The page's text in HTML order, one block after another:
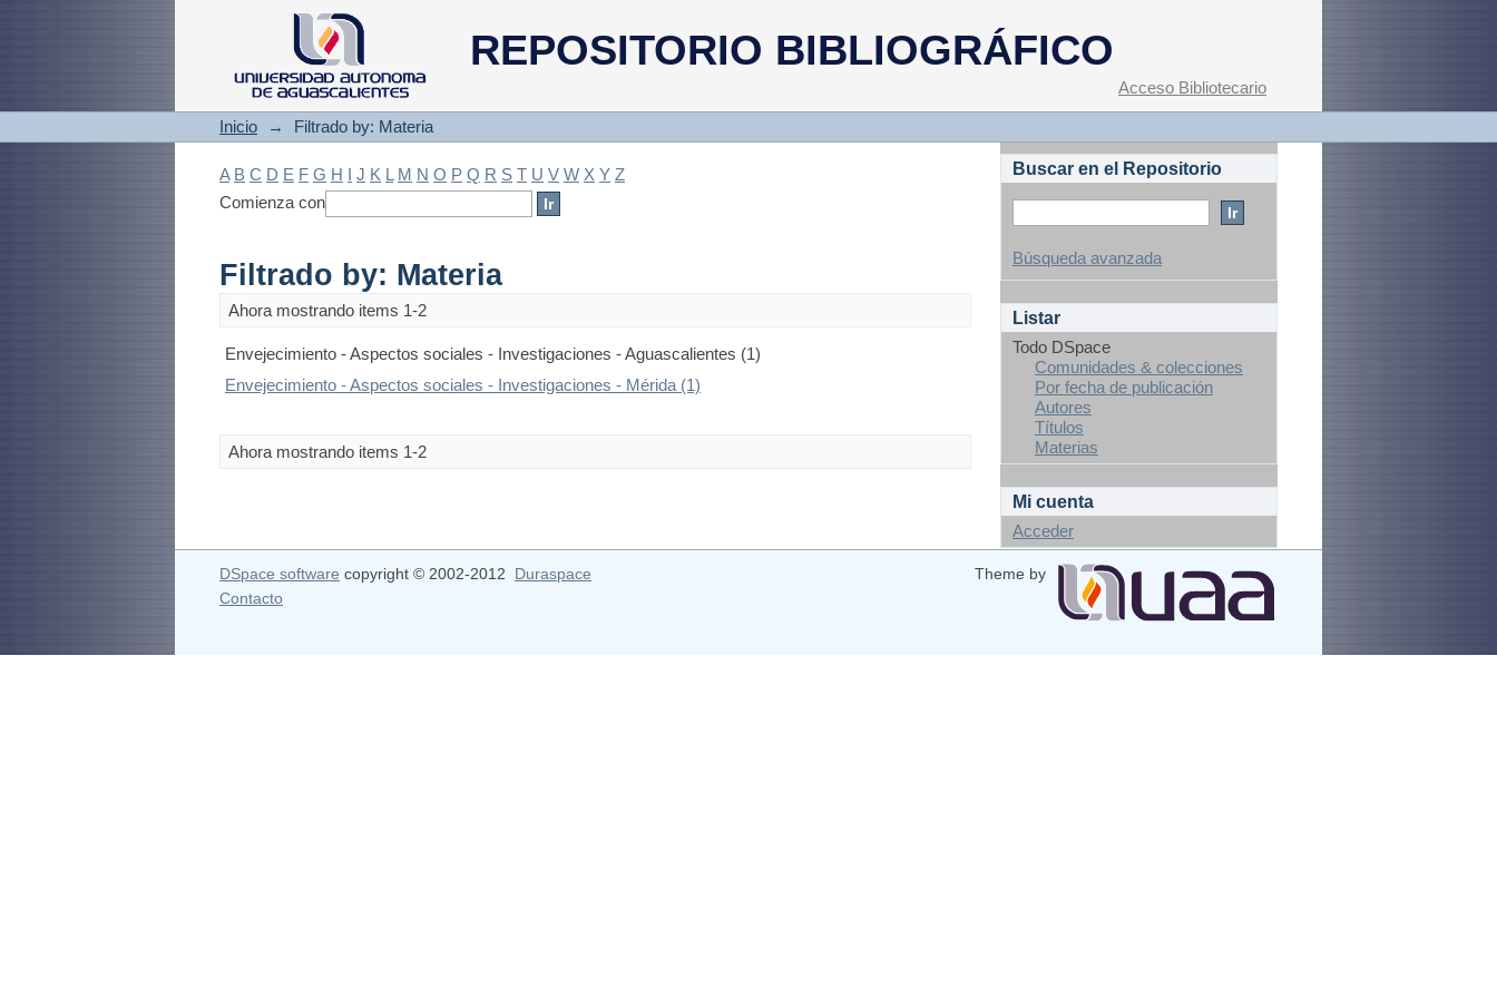
REPOSITORIO BIBLIOGRÁFICO
Filtrado by: Materia
Acceso Bibliotecario
Inicio → Filtrado by: Materia
A B C D E F G H I J K L M N O P Q R S T U V W X Y Z
Comienza con
Filtrado by: Materia
Ahora mostrando items 1-2
Envejecimiento - Aspectos sociales - Investigaciones - Aguascalientes (1)
Envejecimiento - Aspectos sociales - Investigaciones - Mérida (1)
Ahora mostrando items 1-2
Buscar en el Repositorio
Búsqueda avanzada
Listar
Todo DSpace
Comunidades & colecciones
Por fecha de publicación
Autores
Títulos
Materias
Mi cuenta
Acceder
DSpace software copyright © 2002-2012 Duraspace
Theme by
Contacto